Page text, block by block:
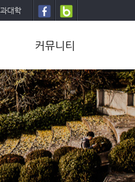
대학
커뮤니티
학과뉴스
학부
대학원
세미나
학생회/동아리
양식/문서